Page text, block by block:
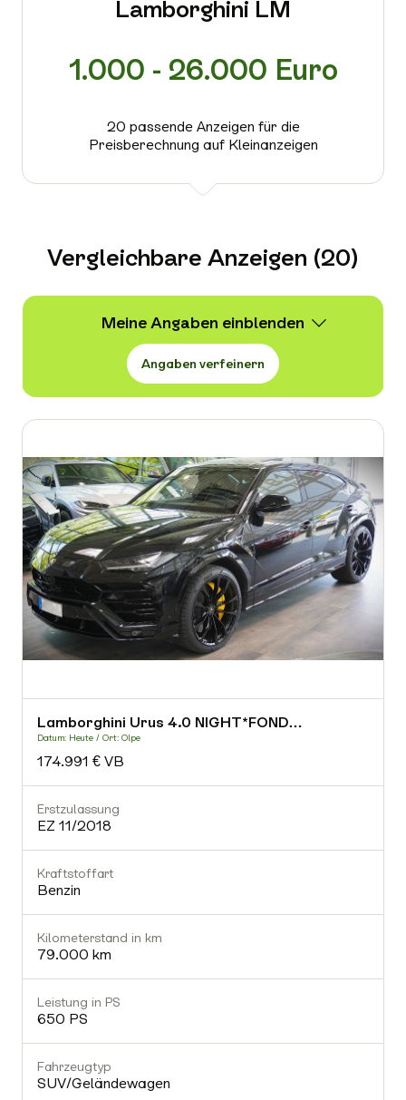
Lamborghini LM
1.000 - 26.000 Euro
20 passende Anzeigen für die
Preisberechnung auf Kleinanzeigen
Vergleichbare Anzeigen (20)
Meine Angaben
Angaben verfeinern
Wert
420.000 € VB
Erstzulassung
-
Kraftstoffart
-
Kilometerstand in km
-
-
Lamborghini Urus 4.0 NIGHT*FOND…
Datum: Heute / Ort: Olpe
174.991 € VB
Erstzulassung
EZ 11/2018
Kraftstoffart
Benzin
Kilometerstand in km
79.000 km
Leistung in PS
650 PS
Fahrzeugtyp
SUV/Geländewagen